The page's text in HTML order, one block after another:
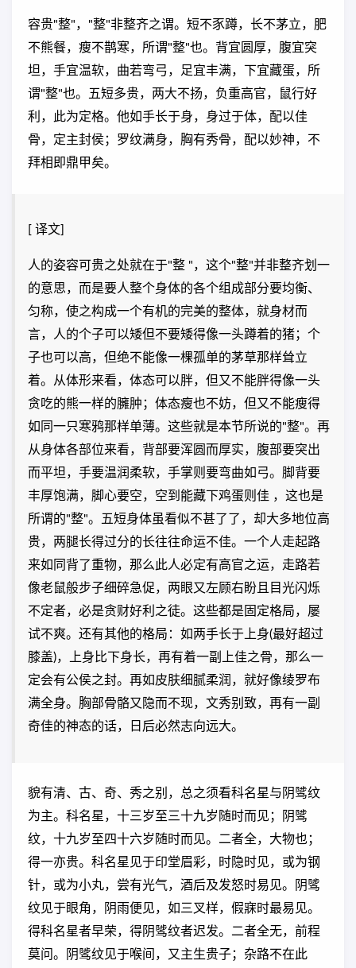
容贵"整"，"整"非整齐之谓。短不豕蹲，长不茅立，肥
不熊餐，瘦不鹊寒，所谓"整"也。背宜圆厚，腹宜突
坦，手宜温软，曲若弯弓，足宜丰满，下宜藏蛋，所
谓"整"也。五短多贵，两大不扬，负重高官，鼠行好
利，此为定格。他如手长于身，身过于体，配以佳
骨，定主封侯；罗纹满身，胸有秀骨，配以妙神，不
拜相即鼎甲矣。
[ 译文]
人的姿容可贵之处就在于"整 "，这个"整"并非整齐划一
的意思，而是要人整个身体的各个组成部分要均衡、
匀称，使之构成一个有机的完美的整体，就身材而
言，人的个子可以矮但不要矮得像一头蹲着的猪；个
子也可以高，但绝不能像一棵孤单的茅草那样耸立
着。从体形来看，体态可以胖，但又不能胖得像一头
贪吃的熊一样的臃肿；体态瘦也不妨，但又不能瘦得
如同一只寒鸦那样单薄。这些就是本节所说的"整"。再
从身体各部位来看，背部要浑圆而厚实，腹部要突出
而平坦，手要温润柔软，手掌则要弯曲如弓。脚背要
丰厚饱满，脚心要空，空到能藏下鸡蛋则佳 ，这也是
所谓的"整"。五短身体虽看似不甚了了，却大多地位高
贵，两腿长得过分的长往往命运不佳。一个人走起路
来如同背了重物，那么此人必定有高官之运，走路若
像老鼠般步子细碎急促，两眼又左顾右盼且目光闪烁
不定者，必是贪财好利之徒。这些都是固定格局，屡
试不爽。还有其他的格局：如两手长于上身(最好超过
膝盖)，上身比下身长，再有着一副上佳之骨，那么一
定会有公侯之封。再如皮肤细腻柔润，就好像绫罗布
满全身。胸部骨骼又隐而不现，文秀别致，再有一副
奇佳的神态的话，日后必然志向远大。
貌有清、古、奇、秀之别，总之须看科名星与阴骘纹
为主。科名星，十三岁至三十九岁随时而见；阴骘
纹，十九岁至四十六岁随时而见。二者全，大物也；
得一亦贵。科名星见于印堂眉彩，时隐时见，或为钢
针，或为小丸，尝有光气，酒后及发怒时易见。阴骘
纹见于眼角，阴雨便见，如三叉样，假寐时最易见。
得科名星者早荣，得阴骘纹者迟发。二者全无，前程
莫问。阴骘纹见于喉间，又主生贵子；杂路不在此